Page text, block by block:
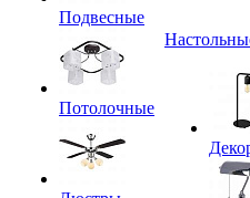
Подвесные
Потолочные